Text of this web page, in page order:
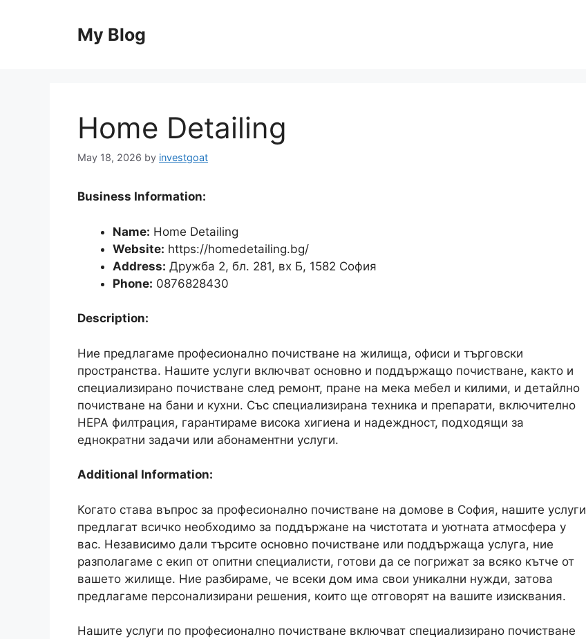
My Blog
Home Detailing
May 18, 2026 by investgoat
Business Information:
Name: Home Detailing
Website: https://homedetailing.bg/
Address: Дружба 2, бл. 281, вх Б, 1582 София
Phone: 0876828430
Description:
Ние предлагаме професионално почистване на жилища, офиси и търговски
пространства. Нашите услуги включват основно и поддържащо почистване, както и
специализирано почистване след ремонт, пране на мека мебел и килими, и детайлно
почистване на бани и кухни. Със специализирана техника и препарати, включително
HEPA филтрация, гарантираме висока хигиена и надеждност, подходящи за
еднократни задачи или абонаментни услуги.
Additional Information:
Когато става въпрос за професионално почистване на домове в София, нашите услуги
предлагат всичко необходимо за поддържане на чистотата и уютната атмосфера у
вас. Независимо дали търсите основно почистване или поддържаща услуга, ние
разполагаме с екип от опитни специалисти, готови да се погрижат за всяко кътче от
вашето жилище. Ние разбираме, че всеки дом има свои уникални нужди, затова
предлагаме персонализирани решения, които ще отговорят на вашите изисквания.
Нашите услуги по професионално почистване включват специализирано почистване